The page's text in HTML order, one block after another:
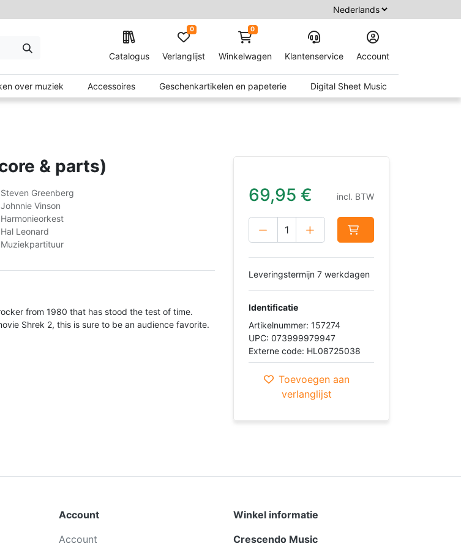
Catalogus Verlanglijst
0 0
Winkelwagen Klantenservice Account
over muziek Accessoires Geschenkartikelen en papeterie Digital Sheet Music
& parts)
Steven Greenberg
Johnnie Vinson
Harmonieorkest
Hal Leonard
Muziekpartituur
from 1980 that has stood the test of time.
Shrek 2, this is sure to be an audience favorite.
69,95 € incl. BTW
Leveringstermijn 7 werkdagen
Identificatie
Artikelnummer: 157274
UPC: 073999979947
Externe code: HL08725038
Toevoegen aan
verlanglijst
Account
Account
Winkel informatie
Crescendo Music